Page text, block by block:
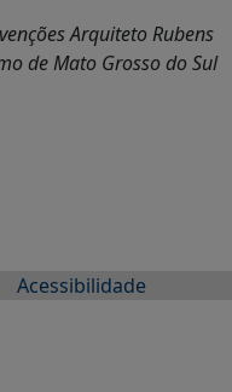
Arquiteto Rubens
de Mato Grosso do Sul
Acessibilidade